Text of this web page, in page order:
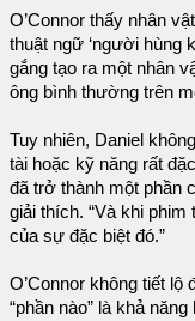
O’Connor thấy nhân
thuật ngữ ‘người hùng
gắng tạo ra một nhân
ông bình thường trên
Tuy nhiên, Daniel
tài hoặc kỹ năng rất
đã trở thành một phần
giải thích. “Và khi phim
của sự đặc biệt đó.”
O’Connor không tiết lộ
“phần nào” là khả